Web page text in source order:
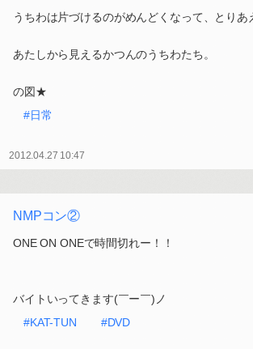
うちわは片づけるのがめんどくなって、とりあ
あたしから見えるかつんのうちわたち。
の図★
#日常
2012.04.27 10:47
NMPコン②
ONE ON ONEで時間切れー！！
バイトいってきます(￣ー￣)ノ
#KAT-TUN
#DVD